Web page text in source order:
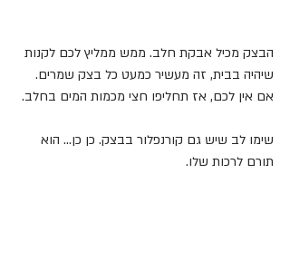
הבצק מכיל אבקת חלב. ממש ממליץ לכם לקנות
שיהיה בבית, זה מעשיר כמעט כל בצק שמרים.
אם אין לכם, אז תחליפו חצי מכמות המים בחלב.
שימו לב שיש גם קורנפלור בבצק. כן כן... הוא
תורם לרכות שלו.